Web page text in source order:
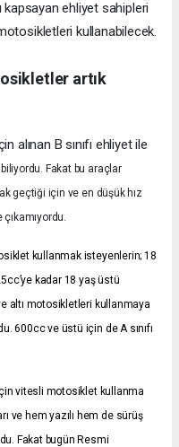
kapsayan ehliyet sahipleri
kullanabilecek.
artık
alınan B sınıfı ehliyet ile
Fakat bu araçlar
geçtiği için ve en düşük hız
kullanmak isteyenlerin; 18
kadar 18 yaş üstü
altı motosikletleri kullanmaya
600cc ve üstü için de A sınıfı
vitesli motosiklet kullanma
ve hem yazılı hem de sürüş
Fakat bugün Resmi